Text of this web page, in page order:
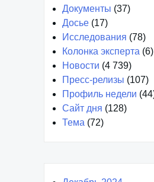
Документы (37)
Досье (17)
Исследования (78)
Колонка эксперта (6)
Новости (4 739)
Пресс-релизы (107)
Профиль недели
Сайт дня (128)
Тема (72)